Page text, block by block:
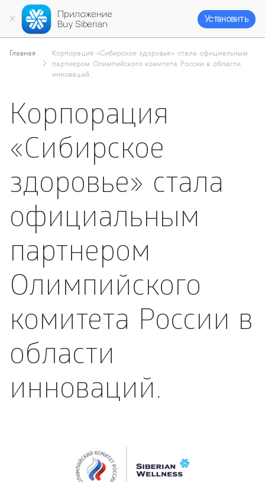
Приложение
Buy Siberian
Установить
Главная
Корпорация «Сибирское здоровье» стала официальным
партнером Олимпийского комитета России в области
инноваций.
Корпорация
«Сибирское
здоровье» стала
официальным
партнером
Олимпийского
комитета России в
области
инноваций.